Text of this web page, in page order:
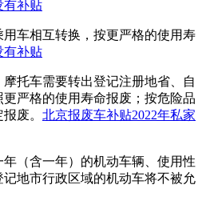
有补贴
用车相互转换，按更严格的使用寿
有补贴
摩托车需要转出登记注册地省、自
严格的使用寿命报废；按危险品
废。 北京报废车补贴2022年私家
（含一年）的机动车辆、使用性
地市行政区域的机动车将不被允